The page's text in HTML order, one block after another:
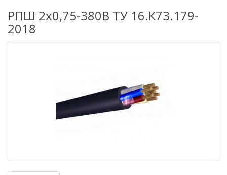
РПШ 2х0,75-380В ТУ 16.К73.179-
2018